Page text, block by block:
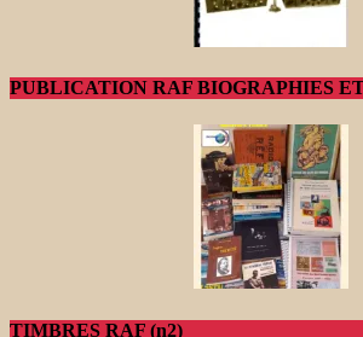
PUBLICATION RAF BIOGRAPHIES
TIMBRES RAF (n2)